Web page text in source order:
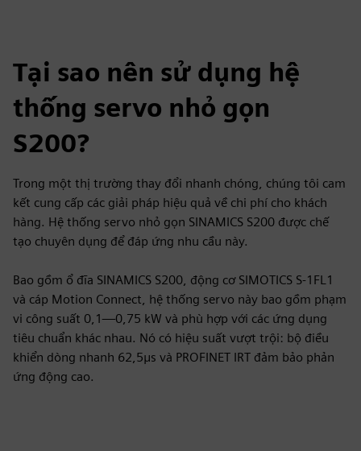
Tại sao nên sử dụng hệ
thống servo nhỏ gọn
S200?
Trong một thị trường thay đổi nhanh chóng, chúng tôi cam
kết cung cấp các giải pháp hiệu quả về chi phí cho khách
hàng. Hệ thống servo nhỏ gọn SINAMICS S200 được chế
tạo chuyên dụng để đáp ứng nhu cầu này.
Bao gồm ổ đĩa SINAMICS S200, động cơ SIMOTICS S-1FL1
và cáp Motion Connect, hệ thống servo này bao gồm phạm
vi công suất 0,1—0,75 kW và phù hợp với các ứng dụng
tiêu chuẩn khác nhau. Nó có hiệu suất vượt trội: bộ điều
khiển dòng nhanh 62,5μs và PROFINET IRT đảm bảo phản
ứng động cao.